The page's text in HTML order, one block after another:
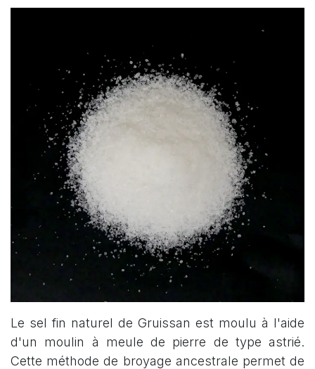
Le sel fin naturel de Gruissan est moulu à l'aide
d'un moulin à meule de pierre de type astrié.
Cette méthode de broyage ancestrale permet de